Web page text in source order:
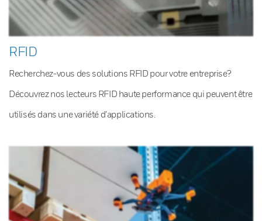
RFID
Recherchez-vous des solutions RFID pour votre entreprise?
Découvrez nos lecteurs RFID haute performance qui peuvent être
utilisés dans une variété d’applications.